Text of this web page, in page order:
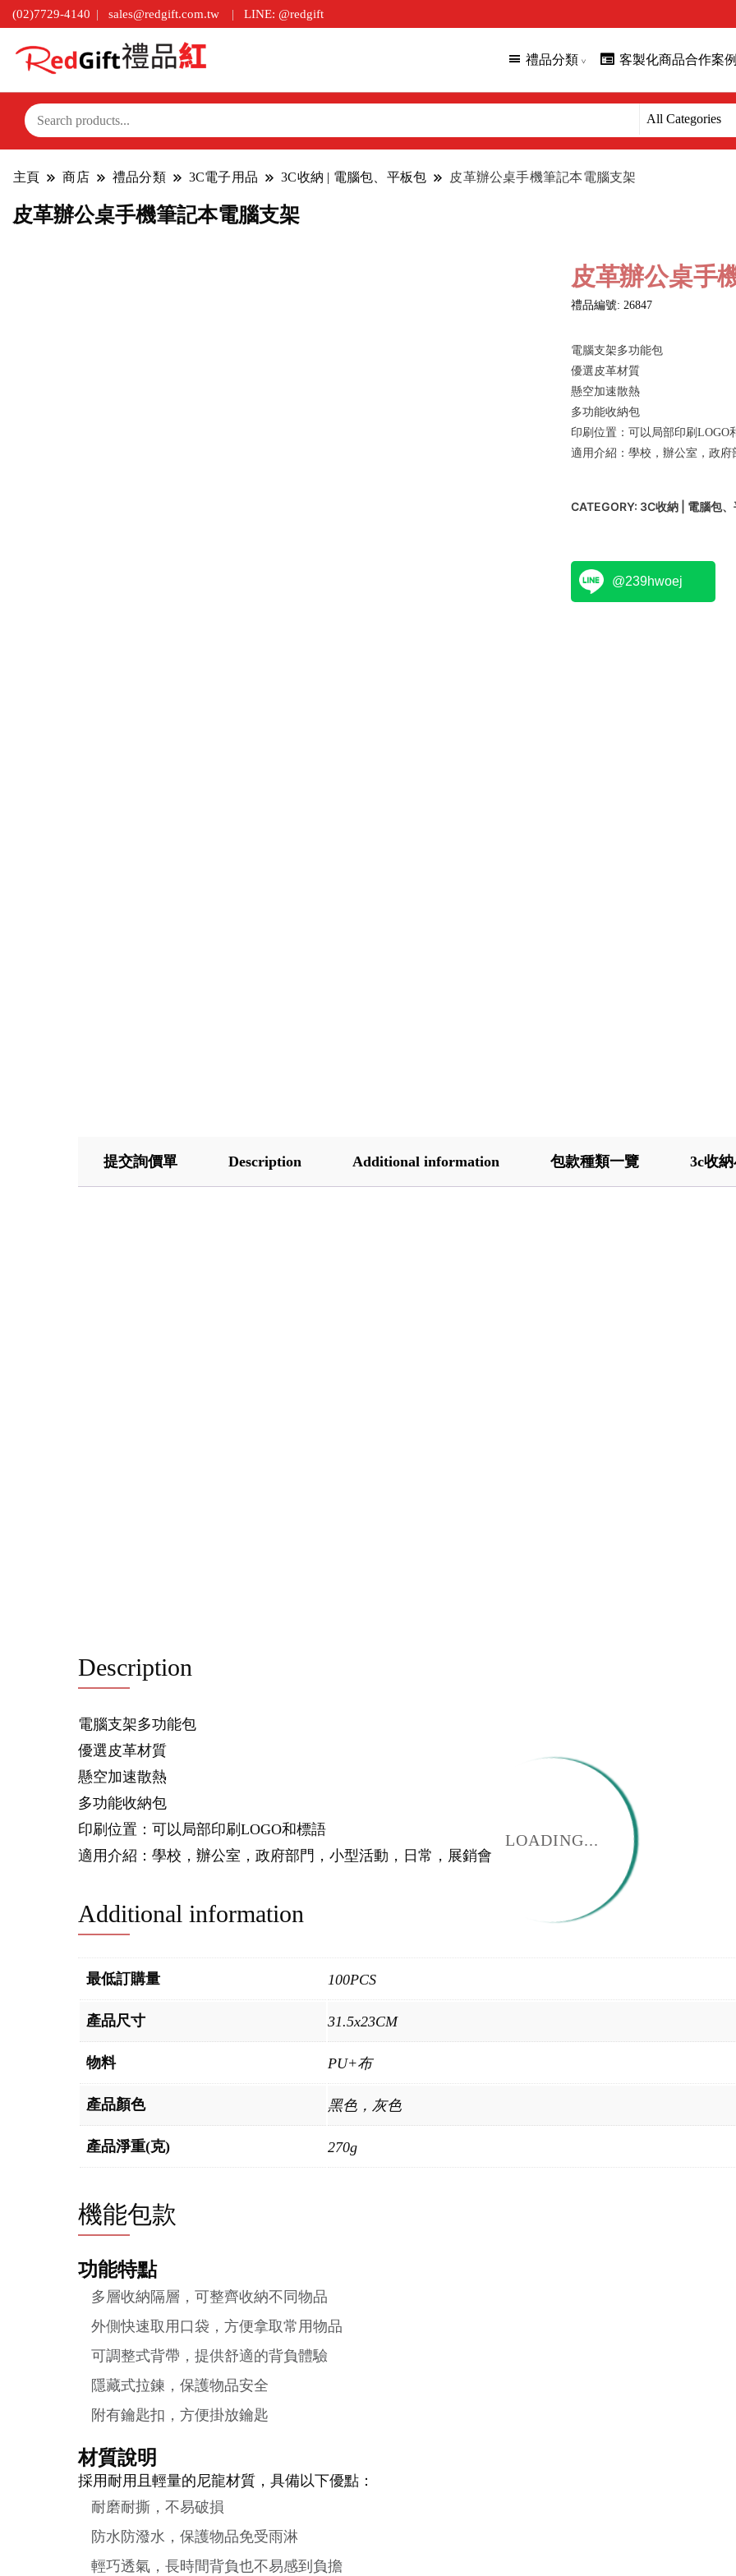
(02)7729-4140 sales@redgift.com.tw LINE: @redgift
禮品分類 客製化商品合作案
主頁 商店 禮品分類 3C電子用品 3C收納 | 電腦包、平板包 皮革辦公桌手機筆記本電腦支架
皮革辦公桌手機筆記本電腦支架
LOADING...
皮革辦公桌手
禮品編號: 26847
電腦支架多功能包
優選皮革材質
懸空加速散熱
多功能收納包
印刷位置：可以局部印刷LOGO
適用介紹：學校，辦公室，政
CATEGORY: 3C收納 | 電腦包
@239hwoej
提交詢價單 Description Additional information 包款種類一覽 3c收
Description
電腦支架多功能包
優選皮革材質
懸空加速散熱
多功能收納包
印刷位置：可以局部印刷LOGO和標語
適用介紹：學校，辦公室，政府部門，小型活動，日常，展銷會
Additional information
最低訂購量 100PCS
產品尺寸 31.5x23CM
物料 PU+布
產品顏色 黑色，灰色
產品淨重(克) 270g
機能包款
功能特點
多層收納隔層，可整齊收納不同物品
外側快速取用口袋，方便拿取常用物品
可調整式背帶，提供舒適的背負體驗
隱藏式拉鍊，保護物品安全
附有鑰匙扣，方便掛放鑰匙
材質說明
採用耐用且輕量的尼龍材質，具備以下優點：
耐磨耐撕，不易破損
防水防潑水，保護物品免受雨淋
輕巧透氣，長時間背負也不易感到負擔